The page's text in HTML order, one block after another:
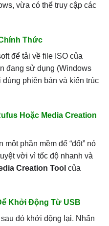
vừa có thể truy cập các
Thức
để tải về file ISO của
đang sử dụng (Windows
phiên bản và kiến trúc
Hoặc Media Creation
phần mềm để “đốt” nó
vời vì tốc độ nhanh và
Creation Tool của
Khởi Động Từ USB
đó khởi động lại. Nhấn